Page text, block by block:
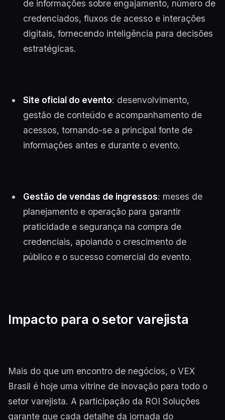
de informações sobre engajamento, número de
credenciados, fluxos de acesso e interações
digitais, fornecendo inteligência para decisões
estratégicas.
Site oficial do evento: desenvolvimento,
gestão de conteúdo e acompanhamento de
acessos, tornando-se a principal fonte de
informações antes e durante o evento.
Gestão de vendas de ingressos: meses de
planejamento e operação para garantir
praticidade e segurança na compra de
credenciais, apoiando o crescimento de
público e o sucesso comercial do evento.
Impacto para o setor varejista
Mais do que um encontro de negócios, o VEX
Brasil é hoje uma vitrine de inovação para todo o
setor varejista. A participação da ROI Soluções
garante que cada detalhe da jornada do